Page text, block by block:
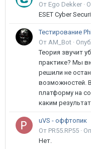
От Ego Dekker ·
ESET Cyber
От AM_Bot ·
Теория звучит
практике? Мы
решили не
возможностей.
платформу на
каким
uVS - оффтопик
От PR55.RP55 ·
Нет.